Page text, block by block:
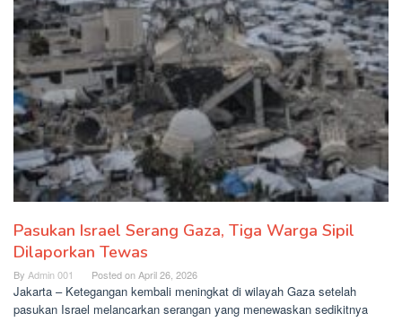
Pasukan Israel Serang Gaza, Tiga Warga Sipil
Dilaporkan Tewas
By Admin 001 Posted onApril 26, 2026
Jakarta – Ketegangan kembali meningkat di wilayah Gaza setelah
pasukan Israel melancarkan serangan yang menewaskan sedikitnya